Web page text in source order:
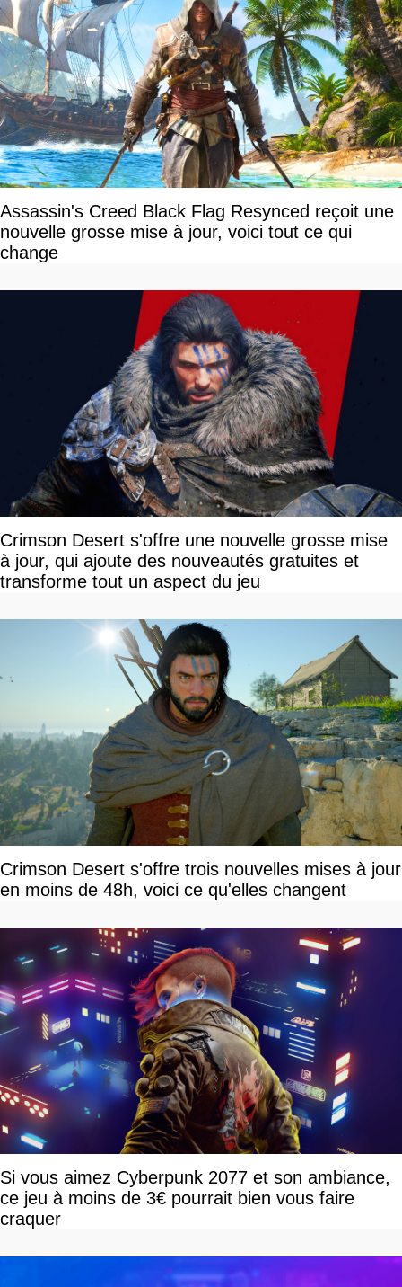
Assassin's Creed Black Flag Resynced reçoit une
nouvelle grosse mise à jour, voici tout ce qui
change
Crimson Desert s'offre une nouvelle grosse mise
à jour, qui ajoute des nouveautés gratuites et
transforme tout un aspect du jeu
Crimson Desert s'offre trois nouvelles mises à jour
en moins de 48h, voici ce qu'elles changent
Si vous aimez Cyberpunk 2077 et son ambiance,
ce jeu à moins de 3€ pourrait bien vous faire
craquer